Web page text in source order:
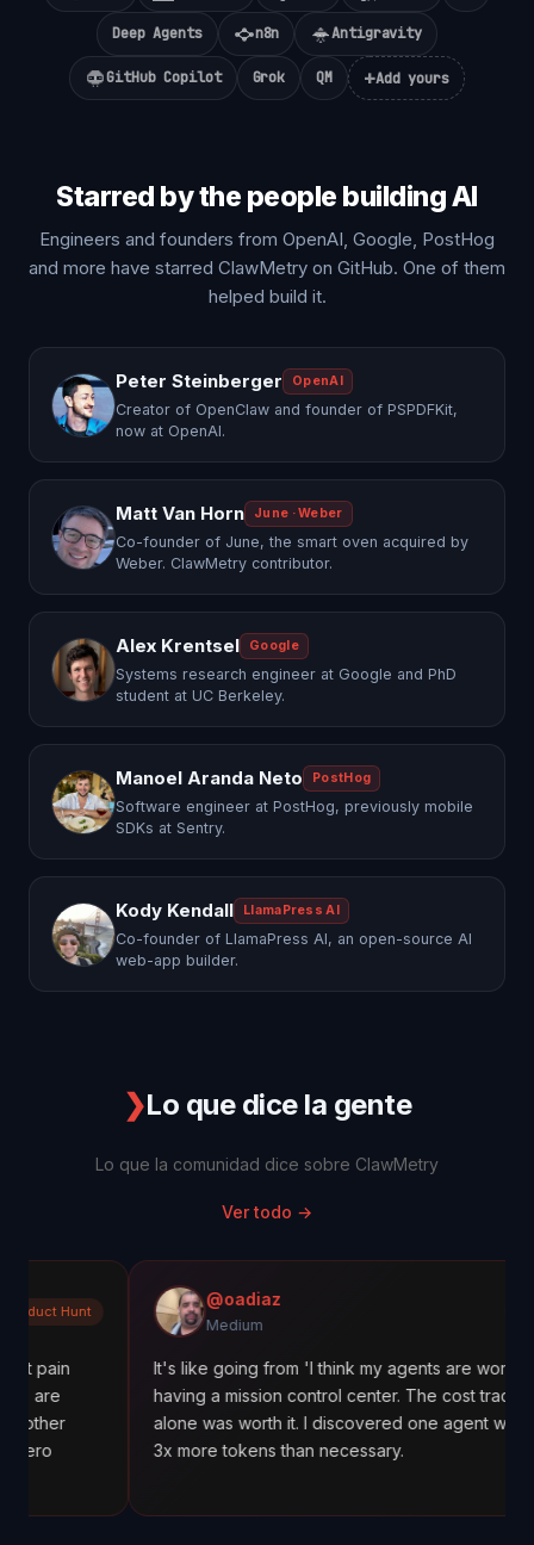
Deep Agents n8n Antigravity
GitHub Copilot Grok QM +Add yours
Starred by the people building AI
Engineers and founders from OpenAI, Google, PostHog
and more have starred ClawMetry on GitHub. One of them
helped build it.
Peter Steinberger OpenAI
Creator of OpenClaw and founder of PSPDFKit,
now at OpenAI.
Matt Van Horn June · Weber
Co-founder of June, the smart oven acquired by
Weber. ClawMetry contributor.
Alex Krentsel Google
Systems research engineer at Google and PhD
student at UC Berkeley.
Manoel Aranda Neto PostHog
Software engineer at PostHog, previously mobile
SDKs at Sentry.
Kody Kendall LlamaPress AI
Co-founder of LlamaPress AI, an open-source AI
web-app builder.
❯Lo que dice la gente
Lo que la comunidad dice sobre ClawMetry
Ver todo →
@oadiaz
Medium
It's like going from 'I think my agents are working' to
having a mission control center. The cost tracking
alone was worth it. I discovered one agent was using
3x more tokens than necessary.